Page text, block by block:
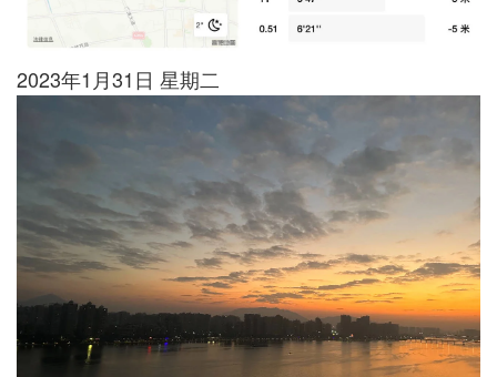
2023年1月31日 星期二